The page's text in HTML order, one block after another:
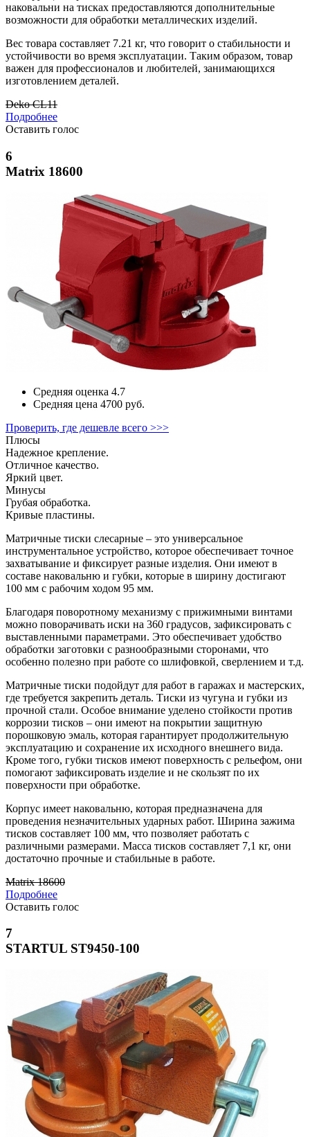
наковальни на тисках предоставляются дополнительные
возможности для обработки металлических изделий.
Вес товара составляет 7.21 кг, что говорит о стабильности и
устойчивости во время эксплуатации. Таким образом, товар
важен для профессионалов и любителей, занимающихся
изготовлением деталей.
Deko CL11
Подробнее
Оставить голос
6
Matrix 18600
Средняя оценка 4.7
Средняя цена 4700 руб.
Проверить, где дешевле всего >>>
Плюсы
Надежное крепление.
Отличное качество.
Яркий цвет.
Минусы
Грубая обработка.
Кривые пластины.
Матричные тиски слесарные – это универсальное
инструментальное устройство, которое обеспечивает точное
захватывание и фиксирует разные изделия. Они имеют в
составе наковальню и губки, которые в ширину достигают
100 мм с рабочим ходом 95 мм.
Благодаря поворотному механизму с прижимными винтами
можно поворачивать иски на 360 градусов, зафиксировать с
выставленными параметрами. Это обеспечивает удобство
обработки заготовки с разнообразными сторонами, что
особенно полезно при работе со шлифовкой, сверлением и т.д.
Матричные тиски подойдут для работ в гаражах и мастерских,
где требуется закрепить деталь. Тиски из чугуна и губки из
прочной стали. Особое внимание уделено стойкости против
коррозии тисков – они имеют на покрытии защитную
порошковую эмаль, которая гарантирует продолжительную
эксплуатацию и сохранение их исходного внешнего вида.
Кроме того, губки тисков имеют поверхность с рельефом, они
помогают зафиксировать изделие и не скользят по их
поверхности при обработке.
Корпус имеет наковальню, которая предназначена для
проведения незначительных ударных работ. Ширина зажима
тисков составляет 100 мм, что позволяет работать с
различными размерами. Масса тисков составляет 7,1 кг, они
достаточно прочные и стабильные в работе.
Matrix 18600
Подробнее
Оставить голос
7
STARTUL ST9450-100